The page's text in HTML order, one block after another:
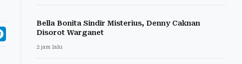
Bella Bonita Sindir Misterius, Denny Caknan
Disorot Warganet
2 jam lalu